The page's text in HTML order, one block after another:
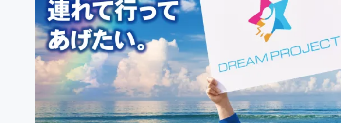
ビジネス・起業 チャレンジ
まちづくり・地域活性化
CAMPFIRE for Social Good
CAMPFIREふるさと納税